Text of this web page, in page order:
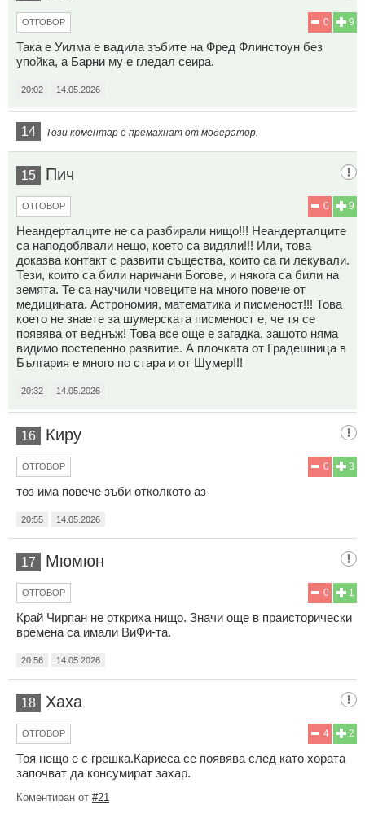
9
0
ОТГОВОР
Така е Уилма е вадила зъбите на Фред Флинстоун без
упойка, а Барни му е гледал сеира.
20:02 14.05.2026
14 Този коментар е премахнат от модератор.
15 Пич
9
0
ОТГОВОР
Неандерталците не са разбирали нищо!!! Неандерталците
са наподобявали нещо, което са видяли!!! Или, това
доказва контакт с развити същества, които са ги лекували.
Тези, които са били наричани Богове, и някога са били на
земята. Те са научили човеците на много повече от
медицината. Астрономия, математика и писменост!!! Това
което не знаете за шумерската писменост е, че тя се
появява от веднъж! Това все още е загадка, защото няма
видимо постепенно развитие. А плочката от Градешница в
България е много по стара и от Шумер!!!
20:32 14.05.2026
16 Киру
3
0
ОТГОВОР
тоз има повече зъби отколкото аз
20:55 14.05.2026
17 Мюмюн
1
0
ОТГОВОР
Край Чирпан не откриха нищо. Значи още в праисторически
времена са имали ВиФи-та.
20:56 14.05.2026
18 Хаха
2
4
ОТГОВОР
Тоя нещо е с грешка.Кариеса се появява след като хората
започват да консумират захар.
Коментиран от #21